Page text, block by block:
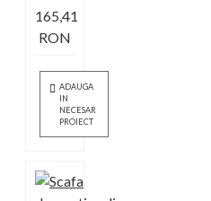
165,41
RON
ADAUGA
IN
NECESAR
PROIECT